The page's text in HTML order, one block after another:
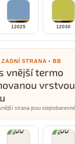
12025 12030
STRANA • BB
vnější termo
strana jsou stejnobarevné